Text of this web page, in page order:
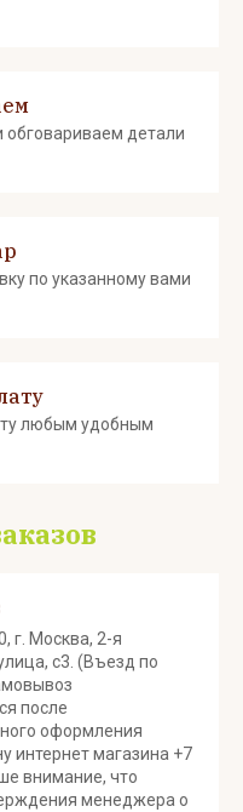
детали
по указанному вами
любым удобным
г. Москва, 2-я
с3. (Въезд по
после
оформления
интернет магазина +7
внимание, что
менеджера о